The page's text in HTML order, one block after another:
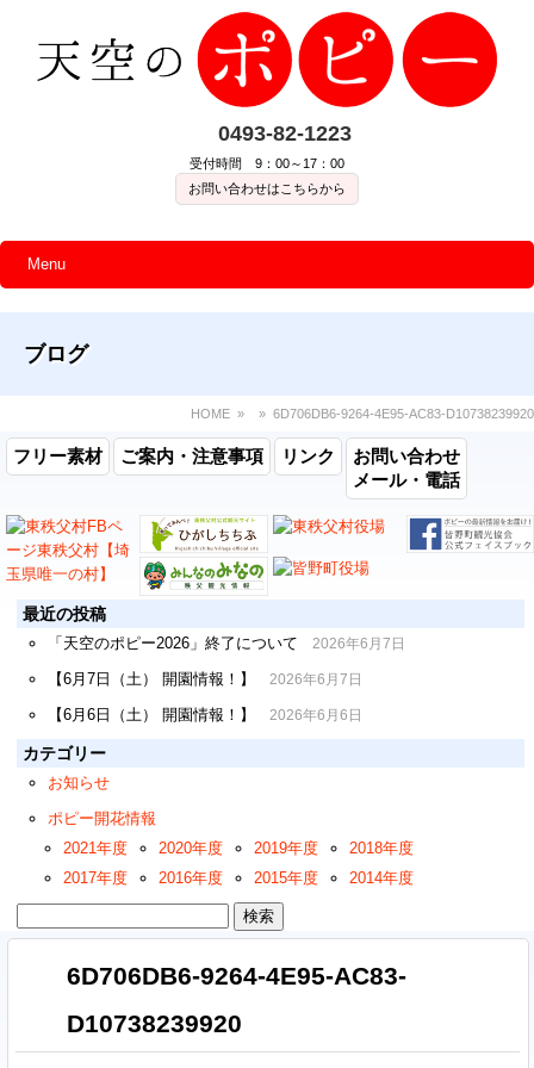
0493-82-1223
受付時間 9：00～17：00
お問い合わせはこちらから
Menu
ブログ
HOME » » 6D706DB6-9264-4E95-AC83-D10738239920
フリー素材 ご案内・注意事項 リンク
お問い合わせ
メール・電話
最近の投稿
「天空のポピー2026」終了について 2026年6月7日
【6月7日（土） 開園情報！】 2026年6月7日
【6月6日（土） 開園情報！】 2026年6月6日
カテゴリー
お知らせ
ポピー開花情報
2021年度
2020年度 2019年度
2018年度
2017年度
2016年度 2015年度
2014年度
索:
6D706DB6-9264-4E95-AC83-
D10738239920